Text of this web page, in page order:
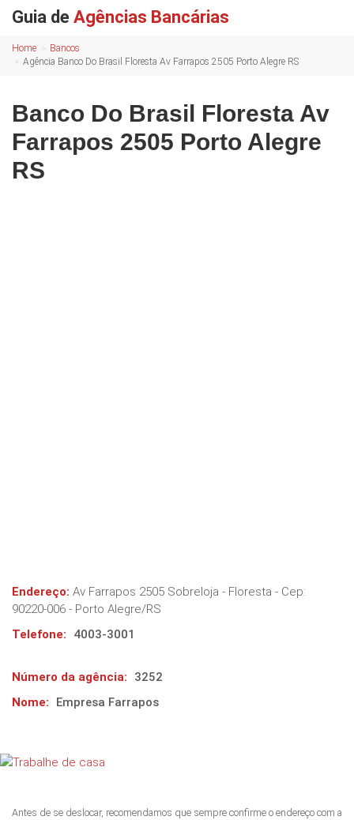
Guia de Agências Bancárias
Home
Bancos
Agência Banco Do Brasil Floresta Av Farrapos 2505 Porto Alegre RS
Banco Do Brasil Floresta Av
Farrapos 2505 Porto Alegre
RS
Endereço: Av Farrapos 2505 Sobreloja - Floresta - Cep:
90220-006 - Porto Alegre/RS
Telefone:
4003-3001
Número da agência:
3252
Nome:
Empresa Farrapos
Antes de se deslocar, recomendamos que sempre confirme o endereço com a